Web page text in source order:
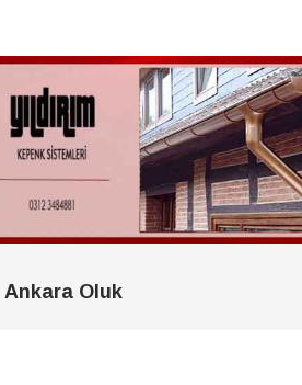
Ankara Oluk